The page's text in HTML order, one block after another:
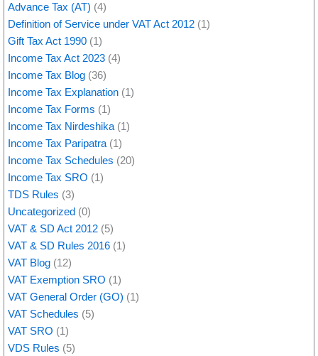
Advance Tax (AT) (4)
Definition of Service under VAT Act 2012 (1)
Gift Tax Act 1990 (1)
Income Tax Act 2023 (4)
Income Tax Blog (36)
Income Tax Explanation (1)
Income Tax Forms (1)
Income Tax Nirdeshika (1)
Income Tax Paripatra (1)
Income Tax Schedules (20)
Income Tax SRO (1)
TDS Rules (3)
Uncategorized (0)
VAT & SD Act 2012 (5)
VAT & SD Rules 2016 (1)
VAT Blog (12)
VAT Exemption SRO (1)
VAT General Order (GO) (1)
VAT Schedules (5)
VAT SRO (1)
VDS Rules (5)